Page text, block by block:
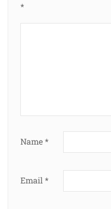
*
Name*
Email *